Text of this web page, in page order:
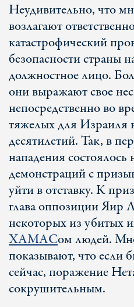
Неудивительно, что
возлагают
катастрофический
безопасности страны
должностное лицо.
они выражают свое
непосредственно во
тяжелых для Израиля
десятилетий. Так, в
нападения состоялось
демонстраций с
уйти в отставку. К
глава оппозиции Яир
некоторых из убитых
ХАМАСом людей.
показывают, что если
сейчас, поражение
сокрушительным.